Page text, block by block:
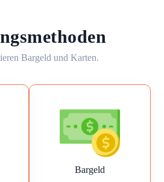
Bargeld und Karten.
Bargeld